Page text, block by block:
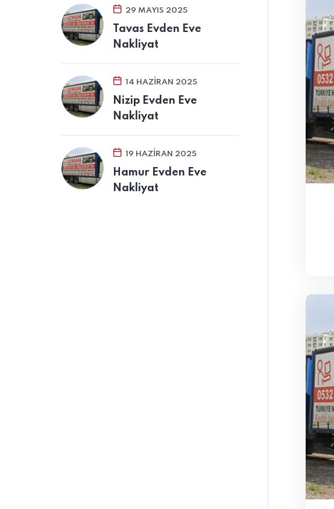
29 MAYIS 2025
Tavas Evden Eve
Nakliyat
14 HAZIRAN 2025
Nizip Evden Eve
Nakliyat
19 HAZIRAN 2025
Hamur Evden Eve
Nakliyat